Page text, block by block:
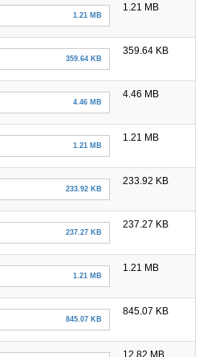
1.21 MB
1.21 MB
359.64 KB
359.64 KB
4.46 MB
4.46 MB
1.21 MB
1.21 MB
233.92 KB
233.92 KB
237.27 KB
237.27 KB
1.21 MB
1.21 MB
845.07 KB
845.07 KB
12.82 MB